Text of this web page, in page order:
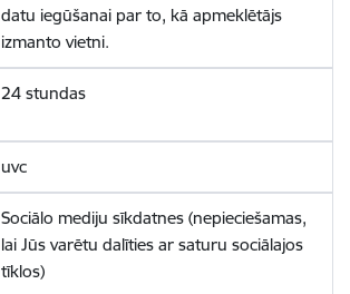
datu iegūšanai par to, kā apmeklētājs
izmanto vietni.
24 stundas
uvc
Sociālo mediju sīkdatnes (nepieciešamas,
lai Jūs varētu dalīties ar saturu sociālajos
tīklos)